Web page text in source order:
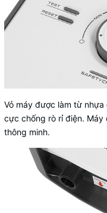
Vỏ máy được làm từ
cực chống rò rỉ điện.
thông minh.